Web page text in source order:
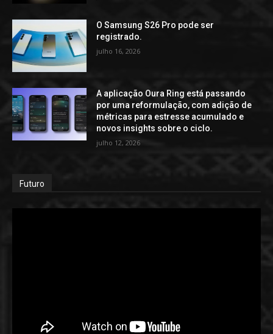
O Samsung S26 Pro pode ser
registrado.
julho 16, 2026
A aplicação Oura Ring está passando
por uma reformulação, com adição de
métricas para estresse acumulado e
novos insights sobre o ciclo.
julho 12, 2026
Futuro